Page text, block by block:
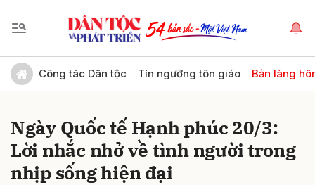
Công tác Dân tộc Tín ngưỡng tôn giáo Bản làng
Ngày Quốc tế Hạnh phúc 20/3:
Lời nhắc nhở về tình người trong
nhịp sống hiện đại
Gửi bình luận